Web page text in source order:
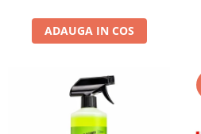
ADAUGA IN COS